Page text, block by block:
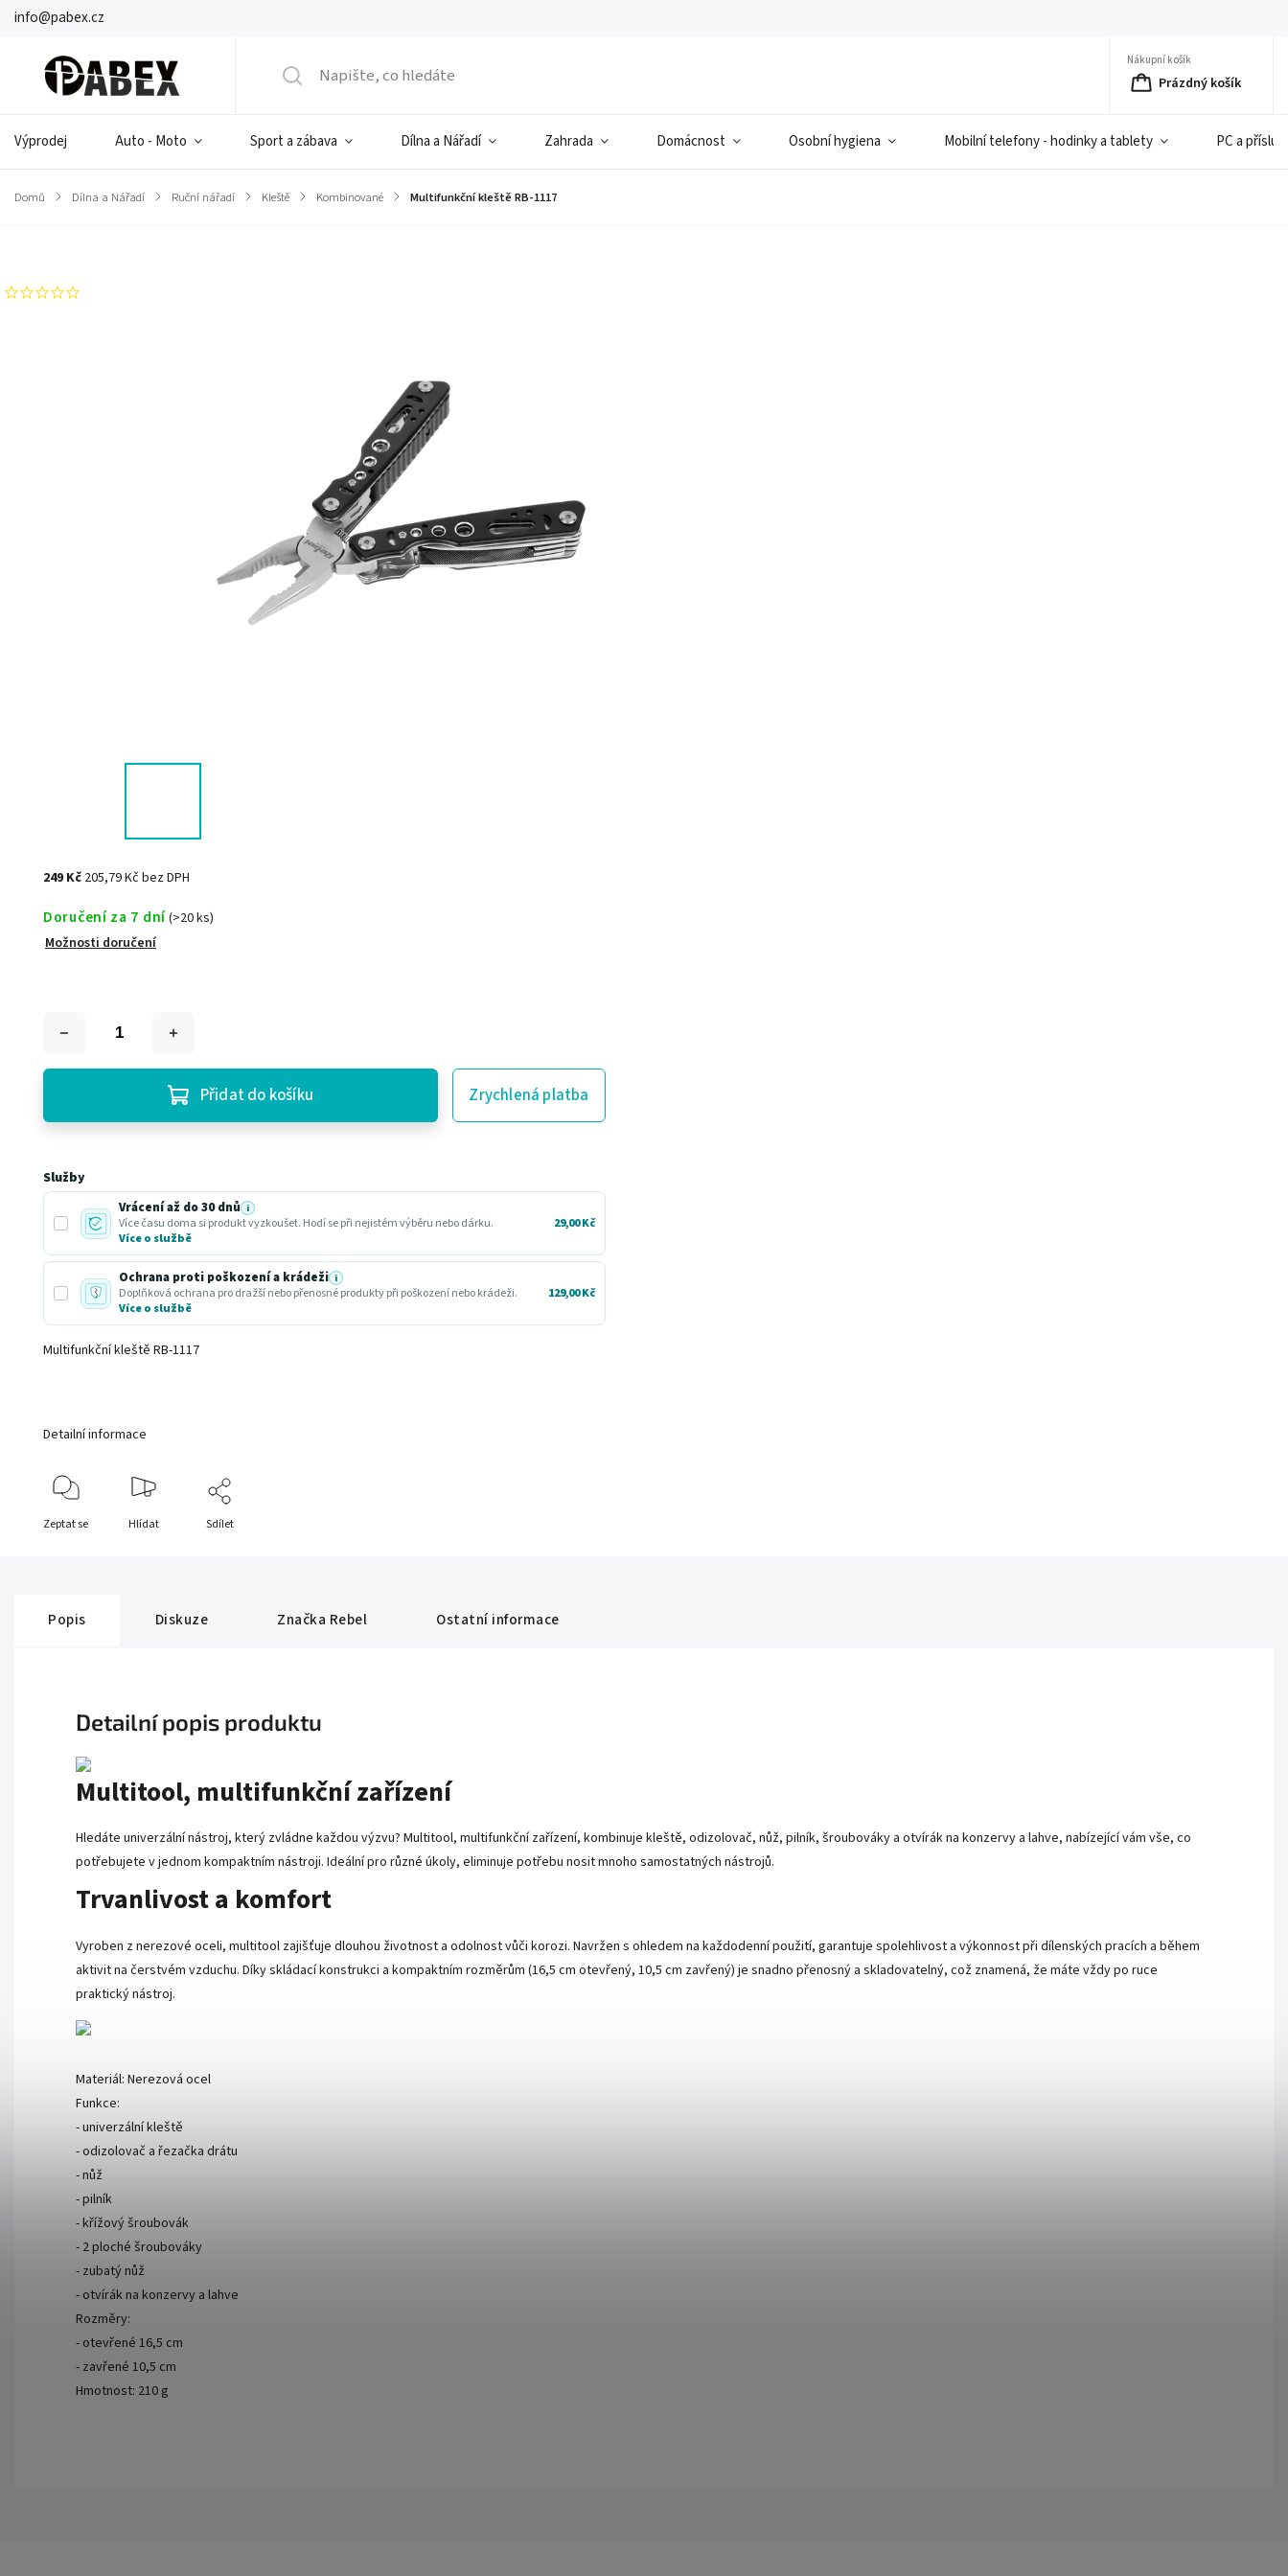
info@pabex.cz
Nákupní košík
Prázdný košík
Výprodej Auto - Moto Sport a zábava Dílna a Nářadí Zahrada Domácnost Osobní hygiena Mobilní telefony - hodinky a tablety PC a
Domů / Dílna a Nářadí / Ruční nářadí / Kleště / Kombinované / Multifunkční kleště RB-1117
249 Kč 205,79 Kč bez DPH
Doručení za 7 dní(>20 ks)
Možnosti doručení
Přidat do košíku Zrychlená platba
Služby
Vrácení až do 30 dnů i
Více času doma si produkt vyzkoušet. Hodí se při nejistém výběru nebo dárku.
Více o službě
29,00 Kč
Ochrana proti poškození a krádeži i
Doplňková ochrana pro dražší nebo přenosné produkty při poškození nebo krádeži.
Více o službě
129,00 Kč
Multifunkční kleště RB-1117
Detailní informace
Zeptat se Hlídat Sdílet
Popis Diskuze Značka Rebel Ostatní informace
Detailní popis produktu
Multitool, multifunkční zařízení
Hledáte univerzální nástroj, který zvládne každou výzvu? Multitool, multifunkční zařízení, kombinuje kleště, odizolovač, nůž, pilník, šroubováky a otvírák na konzervy a lahve, nabízející vám vše, co
potřebujete v jednom kompaktním nástroji. Ideální pro různé úkoly, eliminuje potřebu nosit mnoho samostatných nástrojů.
Trvanlivost a komfort
Vyroben z nerezové oceli, multitool zajišťuje dlouhou životnost a odolnost vůči korozi. Navržen s ohledem na každodenní použití, garantuje spolehlivost a výkonnost při dílenských pracích a během
aktivit na čerstvém vzduchu. Díky skládací konstrukci a kompaktním rozměrům (16,5 cm otevřený, 10,5 cm zavřený) je snadno přenosný a skladovatelný, což znamená, že máte vždy po ruce
praktický nástroj.
Materiál: Nerezová ocel
Funkce:
- univerzální kleště
- odizolovač a řezačka drátu
- nůž
- pilník
- křížový šroubovák
- 2 ploché šroubováky
- zubatý nůž
- otvírák na konzervy a lahve
Rozměry:
- otevřené 16,5 cm
- zavřené 10,5 cm
Hmotnost: 210 g